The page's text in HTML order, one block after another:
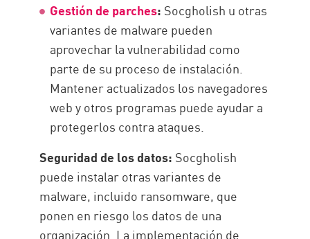
Gestión de parches: Socgholish u otras
variantes de malware pueden
aprovechar la vulnerabilidad como
parte de su proceso de instalación.
Mantener actualizados los navegadores
web y otros programas puede ayudar a
protegerlos contra ataques.
Seguridad de los datos: Socgholish
puede instalar otras variantes de
malware, incluido ransomware, que
ponen en riesgo los datos de una
organización. La implementación de